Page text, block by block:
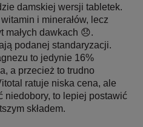
damskiej wersji tabletek.
i minerałów, lecz
małych dawkach 😞.
podanej standaryzacji.
to jedynie 16%
a przecież to trudno
ratuje niska cena, ale
niedobory, to lepiej postawić
składem.